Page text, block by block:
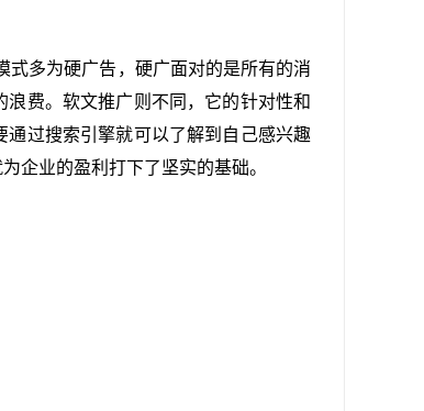
式多为硬广告 ， 硬广面对的是所有的消
浪费。 软文推广则不同，它的针对性和
通过搜索引擎就可以了解到自己感兴趣
企业的盈利打下了坚实的基础。